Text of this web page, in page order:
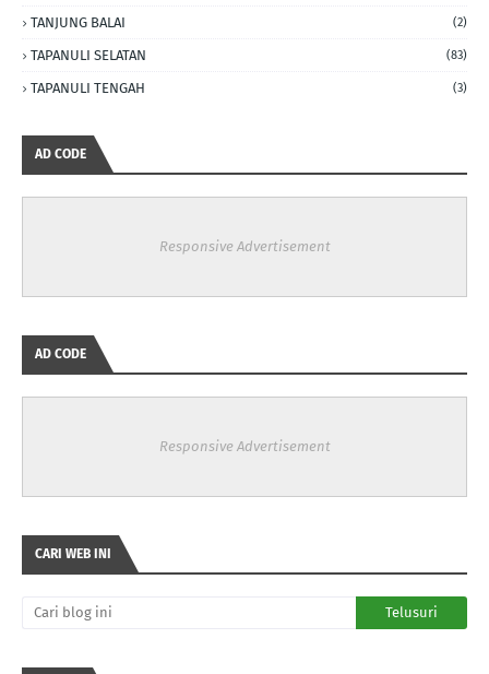
TANJUNG BALAI (2)
TAPANULI SELATAN (83)
TAPANULI TENGAH (3)
AD CODE
Responsive Advertisement
AD CODE
Responsive Advertisement
CARI WEB INI